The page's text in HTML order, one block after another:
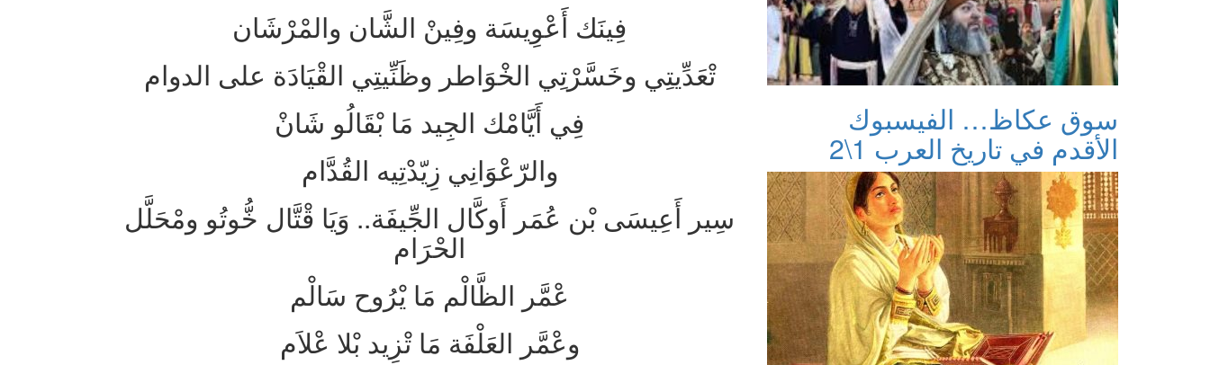
فِينَك أَعْوِيسَة وفِينْ الشَّان والمْرْشَان
تْعَدِّيتِي وخَسَّرْتِي الخْوَاطر وظَنِّيتِي القْيَادَة على الدوام
فِي أَيَّامْك الجِيد مَا بْقَالُو شَانْ
والرّعْوَانِي زِيّدْتِيه القُدَّام
سِير أَعِيسَى بْن عُمَر أَوكَّال الجِّيفَة.. وَيَا قْتَّال خُّوتُو ومْحَلَّل
الحْرَام
عْمَّر الظَّالْم مَا يْرُوح سَالْم
وعْمَّر العَلْفَة مَا تْزِيد بْلا عْلاَم
سوق عكاظ… الفيسبوك
الأقدم في تاريخ العرب 1\2